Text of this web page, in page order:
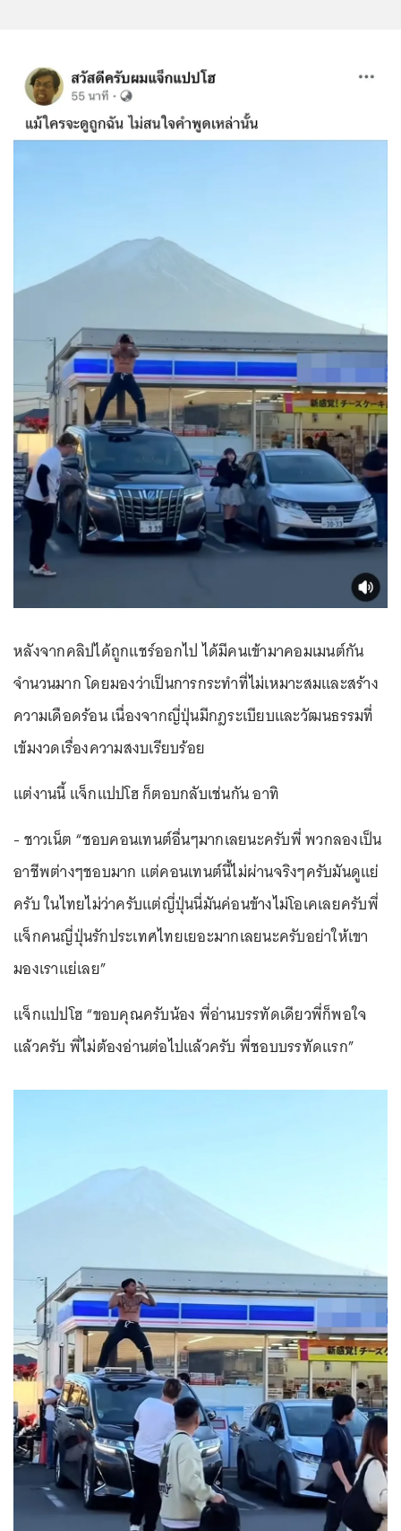
หลังจากคลิปได้ถูกแชร์ออกไป ได้มีคนเข้ามาคอมเมนต์กัน
จำนวนมาก โดยมองว่าเป็นการกระทำที่ไม่เหมาะสมและสร้าง
ความเดือดร้อน เนื่องจากญี่ปุ่นมีกฎระเบียบและวัฒนธรรมที่
เข้มงวดเรื่องความสงบเรียบร้อย
แต่งานนี้ แจ็กแปปโฮ ก็ตอบกลับเช่นกัน อาทิ
- ชาวเน็ต “ชอบคอนเทนต์อื่นๆมากเลยนะครับพี่ พวกลองเป็น
อาชีพต่างๆชอบมาก แต่คอนเทนต์นี้ไม่ผ่านจริงๆครับมันดูแย่
ครับ ในไทยไม่ว่าครับแต่ญี่ปุ่นนี่มันค่อนข้างไม่โอเคเลยครับพี่
แจ็กคนญี่ปุ่นรักประเทศไทยเยอะมากเลยนะครับอย่าให้เขา
มองเราแย่เลย”
แจ็กแปปโฮ “ขอบคุณครับน้อง พี่อ่านบรรทัดเดียวพี่ก็พอใจ
แล้วครับ พี่ไม่ต้องอ่านต่อไปแล้วครับ พี่ชอบบรรทัดแรก”